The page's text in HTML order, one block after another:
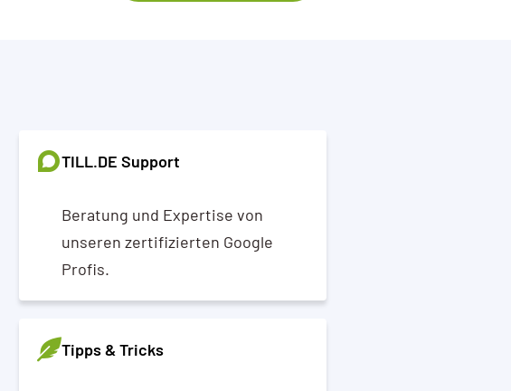
TILL.DE Support
Beratung und Expertise von
unseren zertifizierten Google
Profis.
Tipps & Tricks